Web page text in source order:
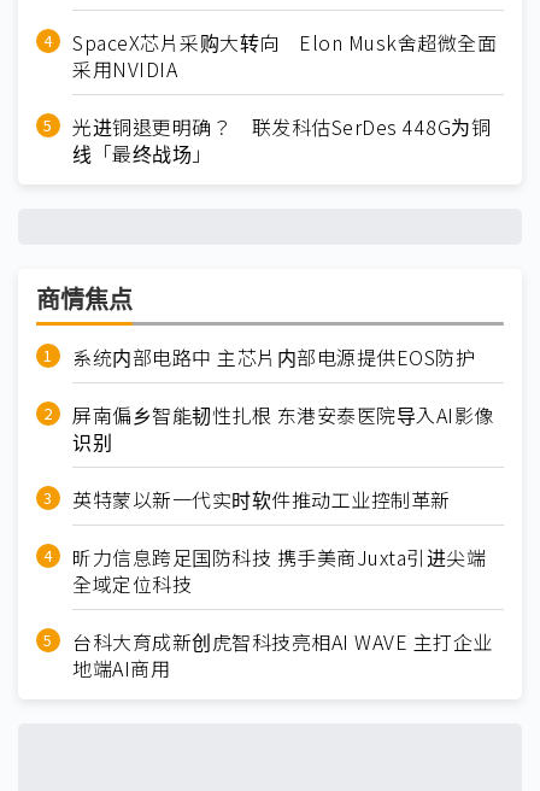
SpaceX芯片采购大转向 Elon Musk舍超微全面
采用NVIDIA
光进铜退更明确？ 联发科估SerDes 448G为铜
线「最终战场」
商情焦点
系统内部电路中 主芯片内部电源提供EOS防护
屏南偏乡智能韧性扎根 东港安泰医院导入AI影像
识别
英特蒙以新一代实时软件推动工业控制革新
昕力信息跨足国防科技 携手美商Juxta引进尖端
全域定位科技
台科大育成新创虎智科技亮相AI WAVE 主打企业
地端AI商用